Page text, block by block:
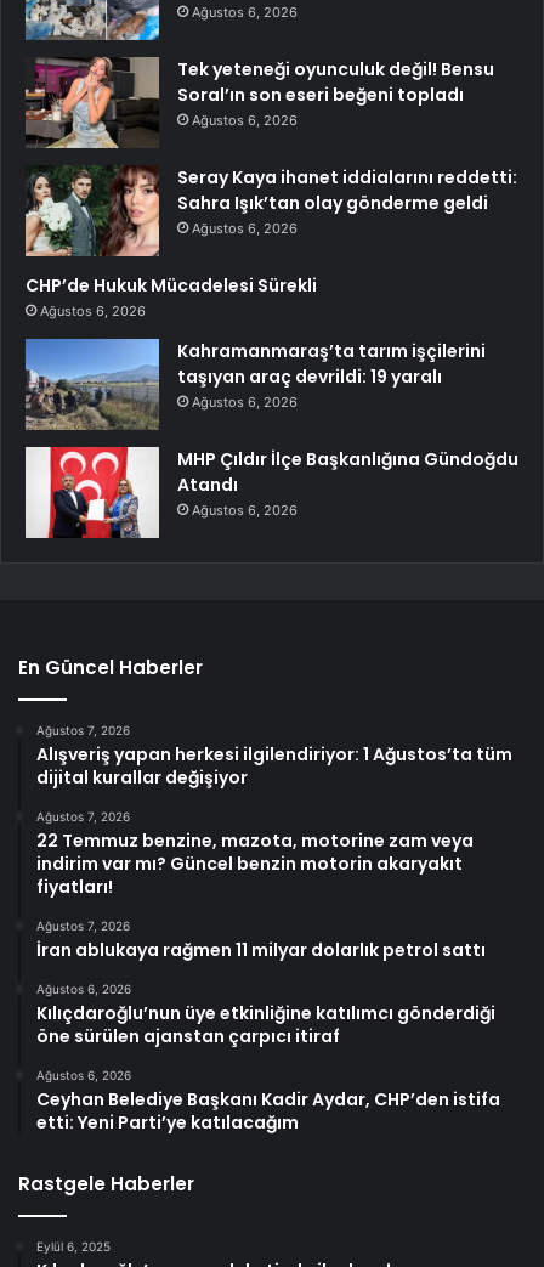
Ağustos 6, 2026
Tek yeteneği oyunculuk değil! Bensu
Soral’ın son eseri beğeni topladı
Ağustos 6, 2026
Seray Kaya ihanet iddialarını reddetti:
Sahra Işık’tan olay gönderme geldi
Ağustos 6, 2026
CHP’de Hukuk Mücadelesi Sürekli
Ağustos 6, 2026
Kahramanmaraş’ta tarım işçilerini
taşıyan araç devrildi: 19 yaralı
Ağustos 6, 2026
MHP Çıldır İlçe Başkanlığına Gündoğdu
Atandı
Ağustos 6, 2026
En Güncel Haberler
Ağustos 7, 2026
Alışveriş yapan herkesi ilgilendiriyor: 1 Ağustos’ta tüm
dijital kurallar değişiyor
Ağustos 7, 2026
22 Temmuz benzine, mazota, motorine zam veya
indirim var mı? Güncel benzin motorin akaryakıt
fiyatları!
Ağustos 7, 2026
İran ablukaya rağmen 11 milyar dolarlık petrol sattı
Ağustos 6, 2026
Kılıçdaroğlu’nun üye etkinliğine katılımcı gönderdiği
öne sürülen ajanstan çarpıcı itiraf
Ağustos 6, 2026
Ceyhan Belediye Başkanı Kadir Aydar, CHP’den istifa
etti: Yeni Parti’ye katılacağım
Rastgele Haberler
Eylül 6, 2025